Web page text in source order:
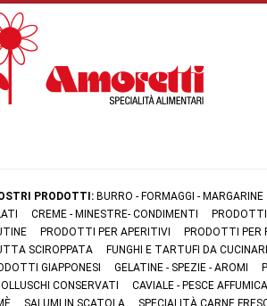
PRODOTTI: BURRO - FORMAGGI - MARGARINE
CREME - MINESTRE- CONDIMENTI
PRODOTTI PER APERITIVI
PRODOTTI PER
SCIROPPATA
FUNGHI E TARTUFI DA
GIAPPONESI
GELATINE - SPEZIE - AROMI
CONSERVATI
CAVIALE - PESCE
SALUMI IN SCATOLA
SPECIALITÀ CARNE